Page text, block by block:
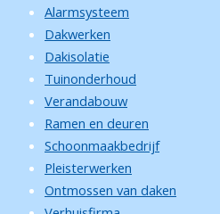
Alarmsysteem
Dakwerken
Dakisolatie
Tuinonderhoud
Verandabouw
Ramen en deuren
Schoonmaakbedrijf
Pleisterwerken
Ontmossen van daken